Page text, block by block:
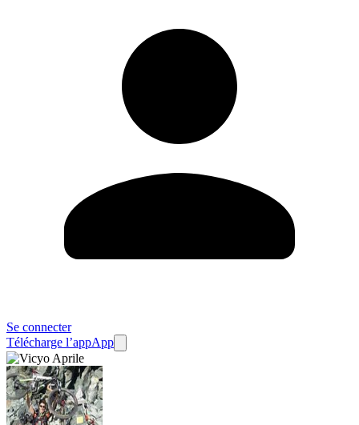
Se connecter
Télécharge l’appApp